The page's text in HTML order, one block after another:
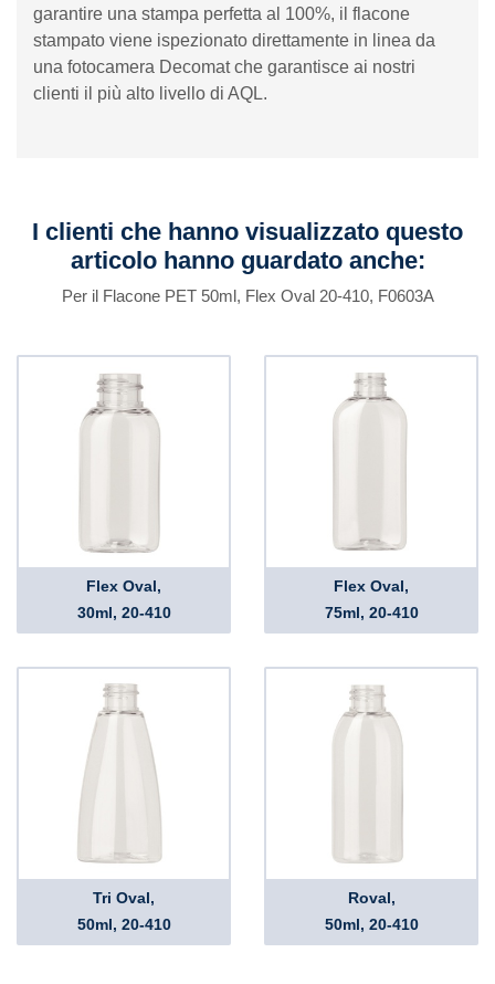
garantire una stampa perfetta al 100%, il flacone
stampato viene ispezionato direttamente in linea da
una fotocamera Decomat che garantisce ai nostri
clienti il ​​più alto livello di AQL.
I clienti che hanno visualizzato questo
articolo hanno guardato anche:
Per il Flacone PET 50ml, Flex Oval 20-410, F0603A
Flex Oval,
30ml, 20-410
Flex Oval,
75ml, 20-410
Tri Oval,
50ml, 20-410
Roval,
50ml, 20-410